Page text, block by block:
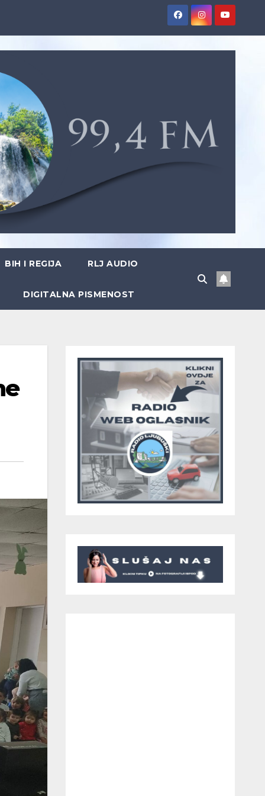
BIH I REGIJA RLJ AUDIO
DIGITALNA PISMENOST